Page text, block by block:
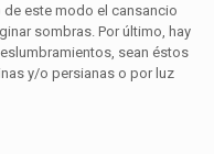
este modo el cansancio
sombras. Por último, hay
sean éstos
y/o persianas o por luz